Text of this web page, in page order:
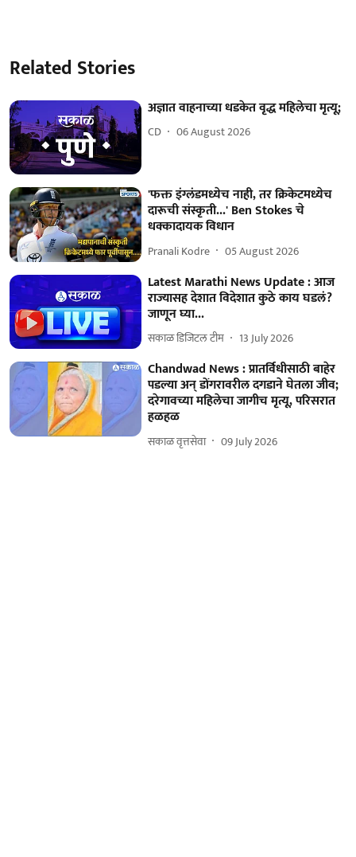
Related Stories
अज्ञात वाहनाच्या धडकेत वृद्ध महिलेचा मृत्यू;
CD 06 August 2026
'फक्त इंग्लंडमध्येच नाही, तर क्रिकेटमध्येच
दारूची संस्कृती...' Ben Stokes चे
धक्कादायक विधान
Pranali Kodre 05 August 2026
Latest Marathi News Update : आज
राज्यासह देशात विदेशात कुठे काय घडलं?
जाणून घ्या...
सकाळ डिजिटल टीम 13 July 2026
Chandwad News : प्रातर्विधीसाठी बाहेर
पडल्या अन् डोंगरावरील दगडाने घेतला जीव;
दरेगावच्या महिलेचा जागीच मृत्यू, परिसरात
हळहळ
सकाळ वृत्तसेवा 09 July 2026